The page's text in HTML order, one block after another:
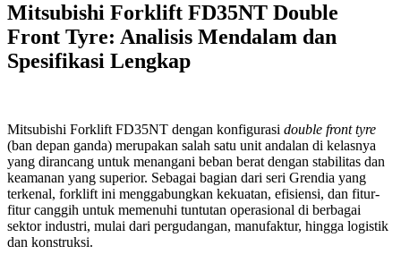
Mitsubishi Forklift FD35NT Double
Front Tyre: Analisis Mendalam dan
Spesifikasi Lengkap
Mitsubishi Forklift FD35NT dengan konfigurasi double front tyre
(ban depan ganda) merupakan salah satu unit andalan di kelasnya
yang dirancang untuk menangani beban berat dengan stabilitas dan
keamanan yang superior. Sebagai bagian dari seri Grendia yang
terkenal, forklift ini menggabungkan kekuatan, efisiensi, dan fitur-
fitur canggih untuk memenuhi tuntutan operasional di berbagai
sektor industri, mulai dari pergudangan, manufaktur, hingga logistik
dan konstruksi.